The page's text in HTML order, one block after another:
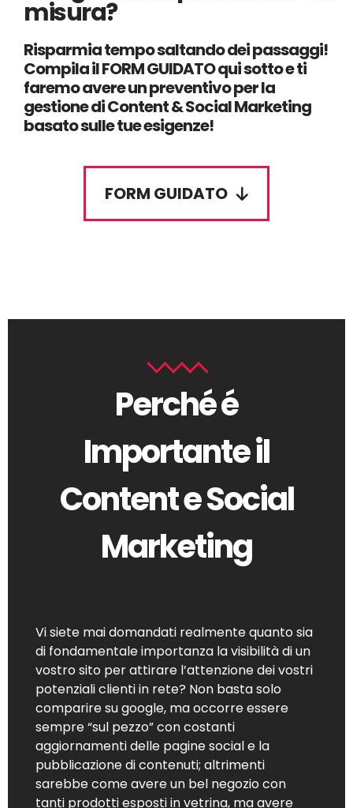
misura?
Risparmia tempo saltando dei passaggi!
Compila il FORM GUIDATO qui sotto e ti
faremo avere un preventivo per la
gestione di Content & Social Marketing
basato sulle tue esigenze!
FORM GUIDATO
Perché é
Importante il
Content e Social
Marketing
Vi siete mai domandati realmente quanto sia
di fondamentale importanza la visibilità di un
vostro sito per attirare l’attenzione dei vostri
potenziali clienti in rete? Non basta solo
comparire su google, ma occorre essere
sempre “sul pezzo” con costanti
aggiornamenti delle pagine social e la
pubblicazione di contenuti; altrimenti
sarebbe come avere un bel negozio con
tanti prodotti esposti in vetrina, ma avere